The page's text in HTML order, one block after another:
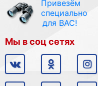
Привезём
специально
для ВАС!
Мы в соц сетях